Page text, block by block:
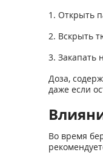
1. Открыть
2. Вскрыть
3. Закапать
Доза,
даже если
Во время